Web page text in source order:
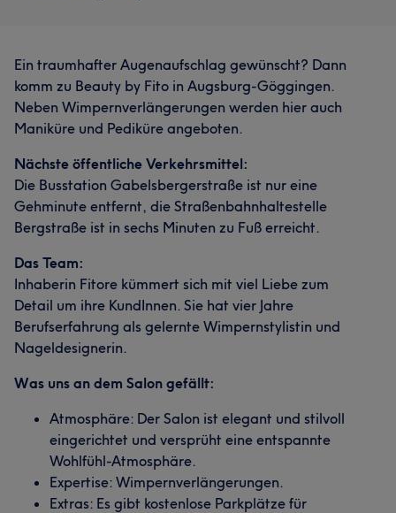
Ein traumhafter Augenaufschlag gewünscht? Dann
komm zu Beauty by Fito in Augsburg-Göggingen.
Neben Wimpernverlängerungen werden hier auch
Maniküre und Pediküre angeboten.
Nächste öffentliche Verkehrsmittel:
Die Busstation Gabelsbergerstraße ist nur eine
Gehminute entfernt, die Straßenbahnhaltestelle
Bergstraße ist in sechs Minuten zu Fuß erreicht.
Das Team:
Inhaberin Fitore kümmert sich mit viel Liebe zum
Detail um ihre KundInnen. Sie hat vier Jahre
Berufserfahrung als gelernte Wimpernstylistin und
Nageldesignerin.
Was uns an dem Salon gefällt:
Atmosphäre: Der Salon ist elegant und stilvoll
eingerichtet und versprüht eine entspannte
Wohlfühl-Atmosphäre.
Expertise: Wimpernverlängerungen.
Extras: Es gibt kostenlose Parkplätze für